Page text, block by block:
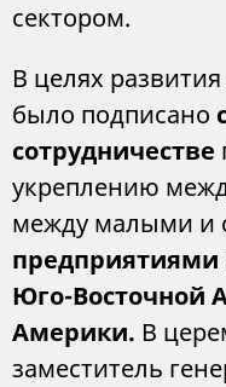
сектором.
В целях
было подписано
сотрудничестве
укреплению
между малыми и
Юго-Восточной
Америки. В
заместитель